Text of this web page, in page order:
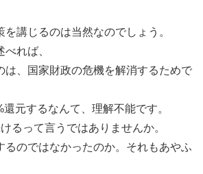
講じるのは当然なのでしょう。
れば、
は、国家財政の危機を解消するためで
元するなんて、理解不能です。
るって言うではありませんか。
るのではなかったのか。それもあやふ